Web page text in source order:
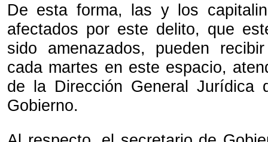
De esta forma, las y los
afectados por este delito, que
sido amenazados, pueden
cada martes en este espacio,
de la Dirección General Jurídica
Gobierno.